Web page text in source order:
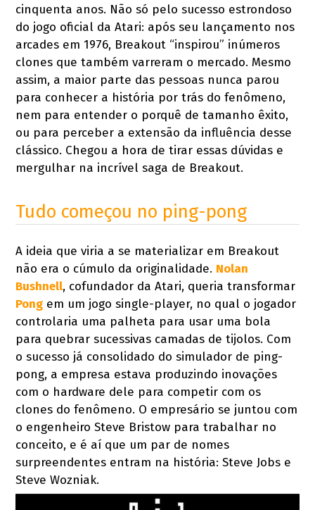
cinquenta anos. Não só pelo sucesso estrondoso
do jogo oficial da Atari: após seu lançamento nos
arcades em 1976, Breakout “inspirou” inúmeros
clones que também varreram o mercado. Mesmo
assim, a maior parte das pessoas nunca parou
para conhecer a história por trás do fenômeno,
nem para entender o porquê de tamanho êxito,
ou para perceber a extensão da influência desse
clássico. Chegou a hora de tirar essas dúvidas e
mergulhar na incrível saga de Breakout.
Tudo começou no ping-pong
A ideia que viria a se materializar em Breakout
não era o cúmulo da originalidade. Nolan
Bushnell, cofundador da Atari, queria transformar
Pong em um jogo single-player, no qual o jogador
controlaria uma palheta para usar uma bola
para quebrar sucessivas camadas de tijolos. Com
o sucesso já consolidado do simulador de ping-
pong, a empresa estava produzindo inovações
com o hardware dele para competir com os
clones do fenômeno. O empresário se juntou com
o engenheiro Steve Bristow para trabalhar no
conceito, e é aí que um par de nomes
surpreendentes entram na história: Steve Jobs e
Steve Wozniak.